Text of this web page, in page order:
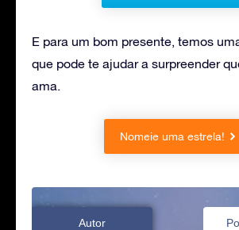
E para um bom presente, temos
que pode te ajudar a surpreender
ama.
Nomeie uma estrela!
Autor